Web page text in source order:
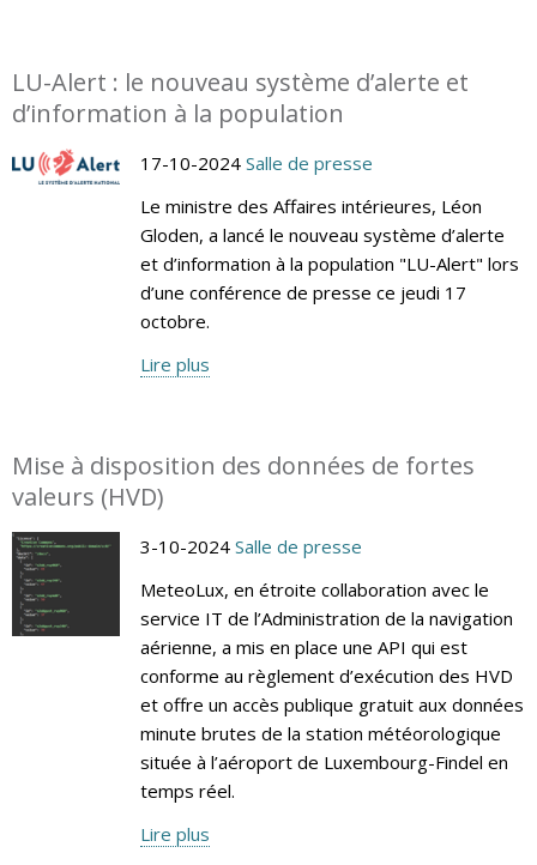
LU-Alert : le nouveau système d’alerte et
d’information à la population
17-10-2024 Salle de presse
Le ministre des Affaires intérieures, Léon
Gloden, a lancé le nouveau système d’alerte
et d’information à la population "LU-Alert" lors
d’une conférence de presse ce jeudi 17
octobre.
Lire plus
Mise à disposition des données de fortes
valeurs (HVD)
3-10-2024 Salle de presse
MeteoLux, en étroite collaboration avec le
service IT de l’Administration de la navigation
aérienne, a mis en place une API qui est
conforme au règlement d’exécution des HVD
et offre un accès publique gratuit aux données
minute brutes de la station météorologique
située à l’aéroport de Luxembourg-Findel en
temps réel.
Lire plus